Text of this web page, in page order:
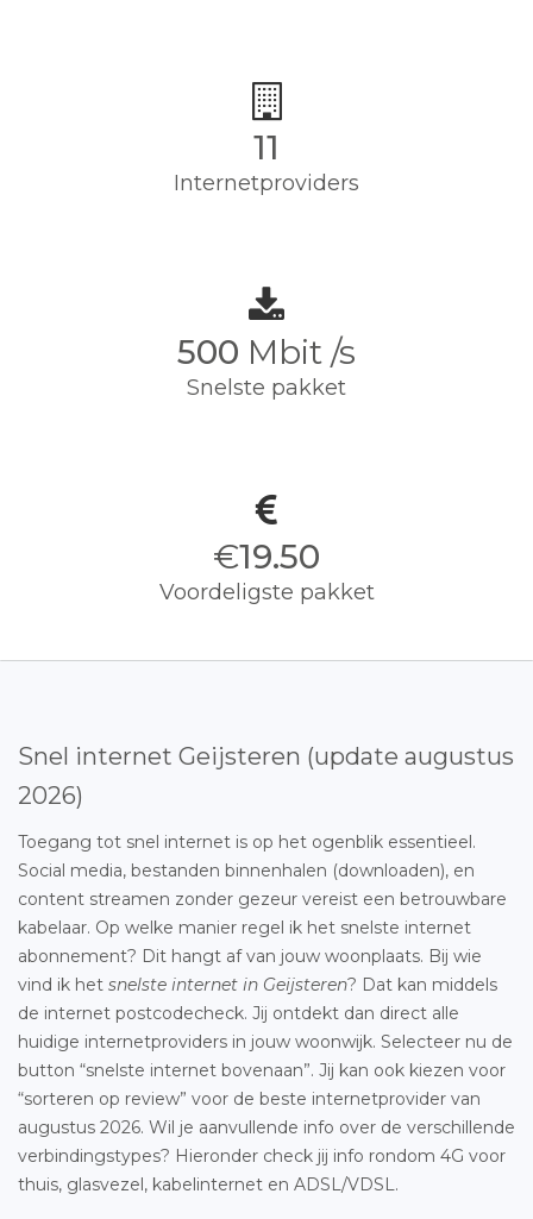
11
Internetproviders
500 Mbit /s
Snelste pakket
€19.50
Voordeligste pakket
Snel internet Geijsteren (update augustus
2026)
Toegang tot snel internet is op het ogenblik essentieel.
Social media, bestanden binnenhalen (downloaden), en
content streamen zonder gezeur vereist een betrouwbare
kabelaar. Op welke manier regel ik het snelste internet
abonnement? Dit hangt af van jouw woonplaats. Bij wie
vind ik het snelste internet in Geijsteren? Dat kan middels
de internet postcodecheck. Jij ontdekt dan direct alle
huidige internetproviders in jouw woonwijk. Selecteer nu de
button “snelste internet bovenaan”. Jij kan ook kiezen voor
“sorteren op review” voor de beste internetprovider van
augustus 2026. Wil je aanvullende info over de verschillende
verbindingstypes? Hieronder check jij info rondom 4G voor
thuis, glasvezel, kabelinternet en ADSL/VDSL.